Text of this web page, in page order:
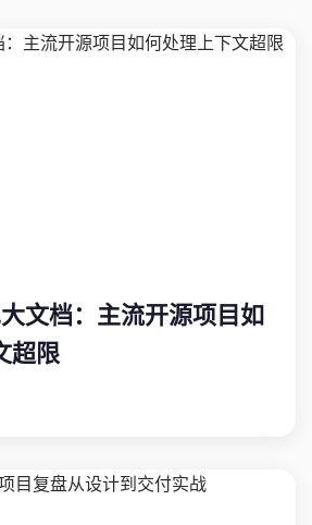
文档：主流开源项目如
超限